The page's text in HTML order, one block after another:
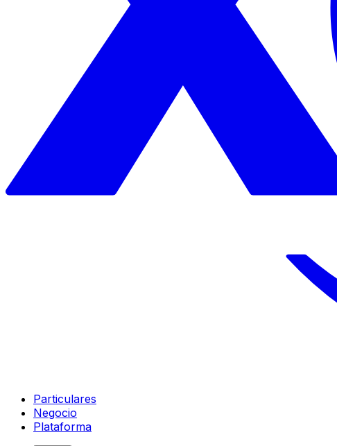
Particulares
Negocio
Plataforma